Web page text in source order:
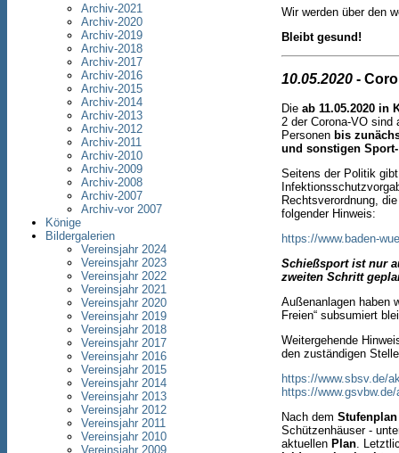
Archiv-2021
Archiv-2020
Archiv-2019
Archiv-2018
Archiv-2017
Archiv-2016
Archiv-2015
Archiv-2014
Archiv-2013
Archiv-2012
Archiv-2011
Archiv-2010
Archiv-2009
Archiv-2008
Archiv-2007
Archiv-vor 2007
Könige
Bildergalerien
Vereinsjahr 2024
Vereinsjahr 2023
Vereinsjahr 2022
Vereinsjahr 2021
Vereinsjahr 2020
Vereinsjahr 2019
Vereinsjahr 2018
Vereinsjahr 2017
Vereinsjahr 2016
Vereinsjahr 2015
Vereinsjahr 2014
Vereinsjahr 2013
Vereinsjahr 2012
Vereinsjahr 2011
Vereinsjahr 2010
Vereinsjahr 2009
Wir werden über den
Bleibt gesund!
10.05.2020 -
Die ab 11.05.2020 in
2 der Corona-VO
Personen bis
und sonstigen
Seitens der Politik
Rechtsverordnung,
folgender Hinweis:
https://www.baden-
Schießsport ist nur
zweiten Schritt
Außenanlagen haben
Freien“ subsumiert
Weitergehende
den zuständigen
https://www.sbsv.de/
https://
Nach dem Stufenplan
Schützenhäuser -
aktuellen Plan .